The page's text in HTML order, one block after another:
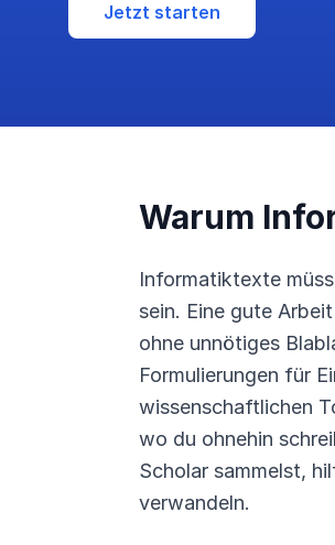
Jetzt starten
Warum
Informatiktexte
sein. Eine gute
ohne unnötiges
Formulierungen für
wissenschaftlichen
wo du ohnehin
Scholar sammelst,
verwandeln.